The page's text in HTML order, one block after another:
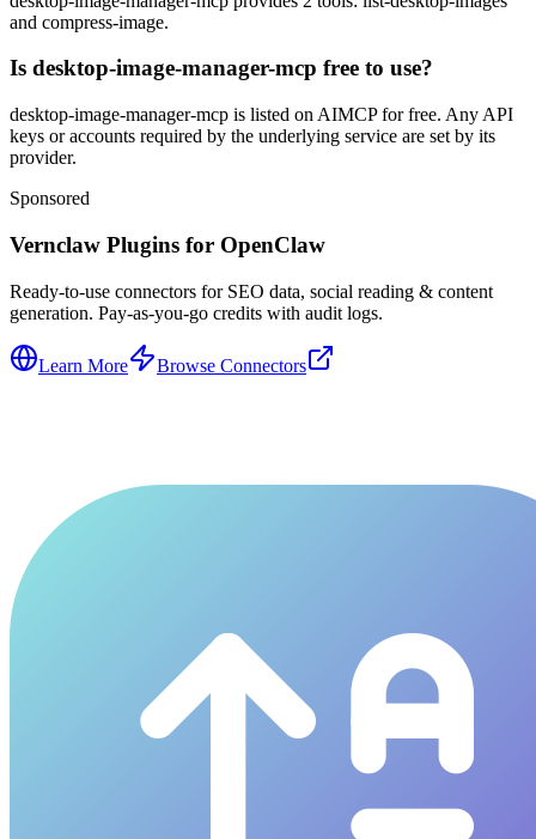
and compress-image.
Is desktop-image-manager-mcp free to use?
desktop-image-manager-mcp is listed on AIMCP for free. Any API
keys or accounts required by the underlying service are set by its
provider.
Sponsored
Vernclaw Plugins for OpenClaw
Ready-to-use connectors for SEO data, social reading & content
generation. Pay-as-you-go credits with audit logs.
Learn More Browse Connectors